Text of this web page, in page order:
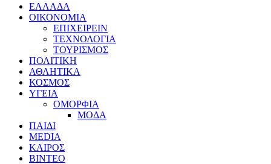
ΕΛΛΑΔΑ
ΟΙΚΟΝΟΜΙΑ
ΕΠΙΧΕΙΡΕΙΝ
ΤΕΧΝΟΛΟΓΙΑ
ΤΟΥΡΙΣΜΟΣ
ΠΟΛΙΤΙΚΗ
ΑΘΛΗΤΙΚΑ
ΚΟΣΜΟΣ
ΥΓΕΙΑ
ΟΜΟΡΦΙΑ
ΜΟΔΑ
ΠΑΙΔΙ
MEDIA
ΚΑΙΡΟΣ
ΒΙΝΤΕΟ